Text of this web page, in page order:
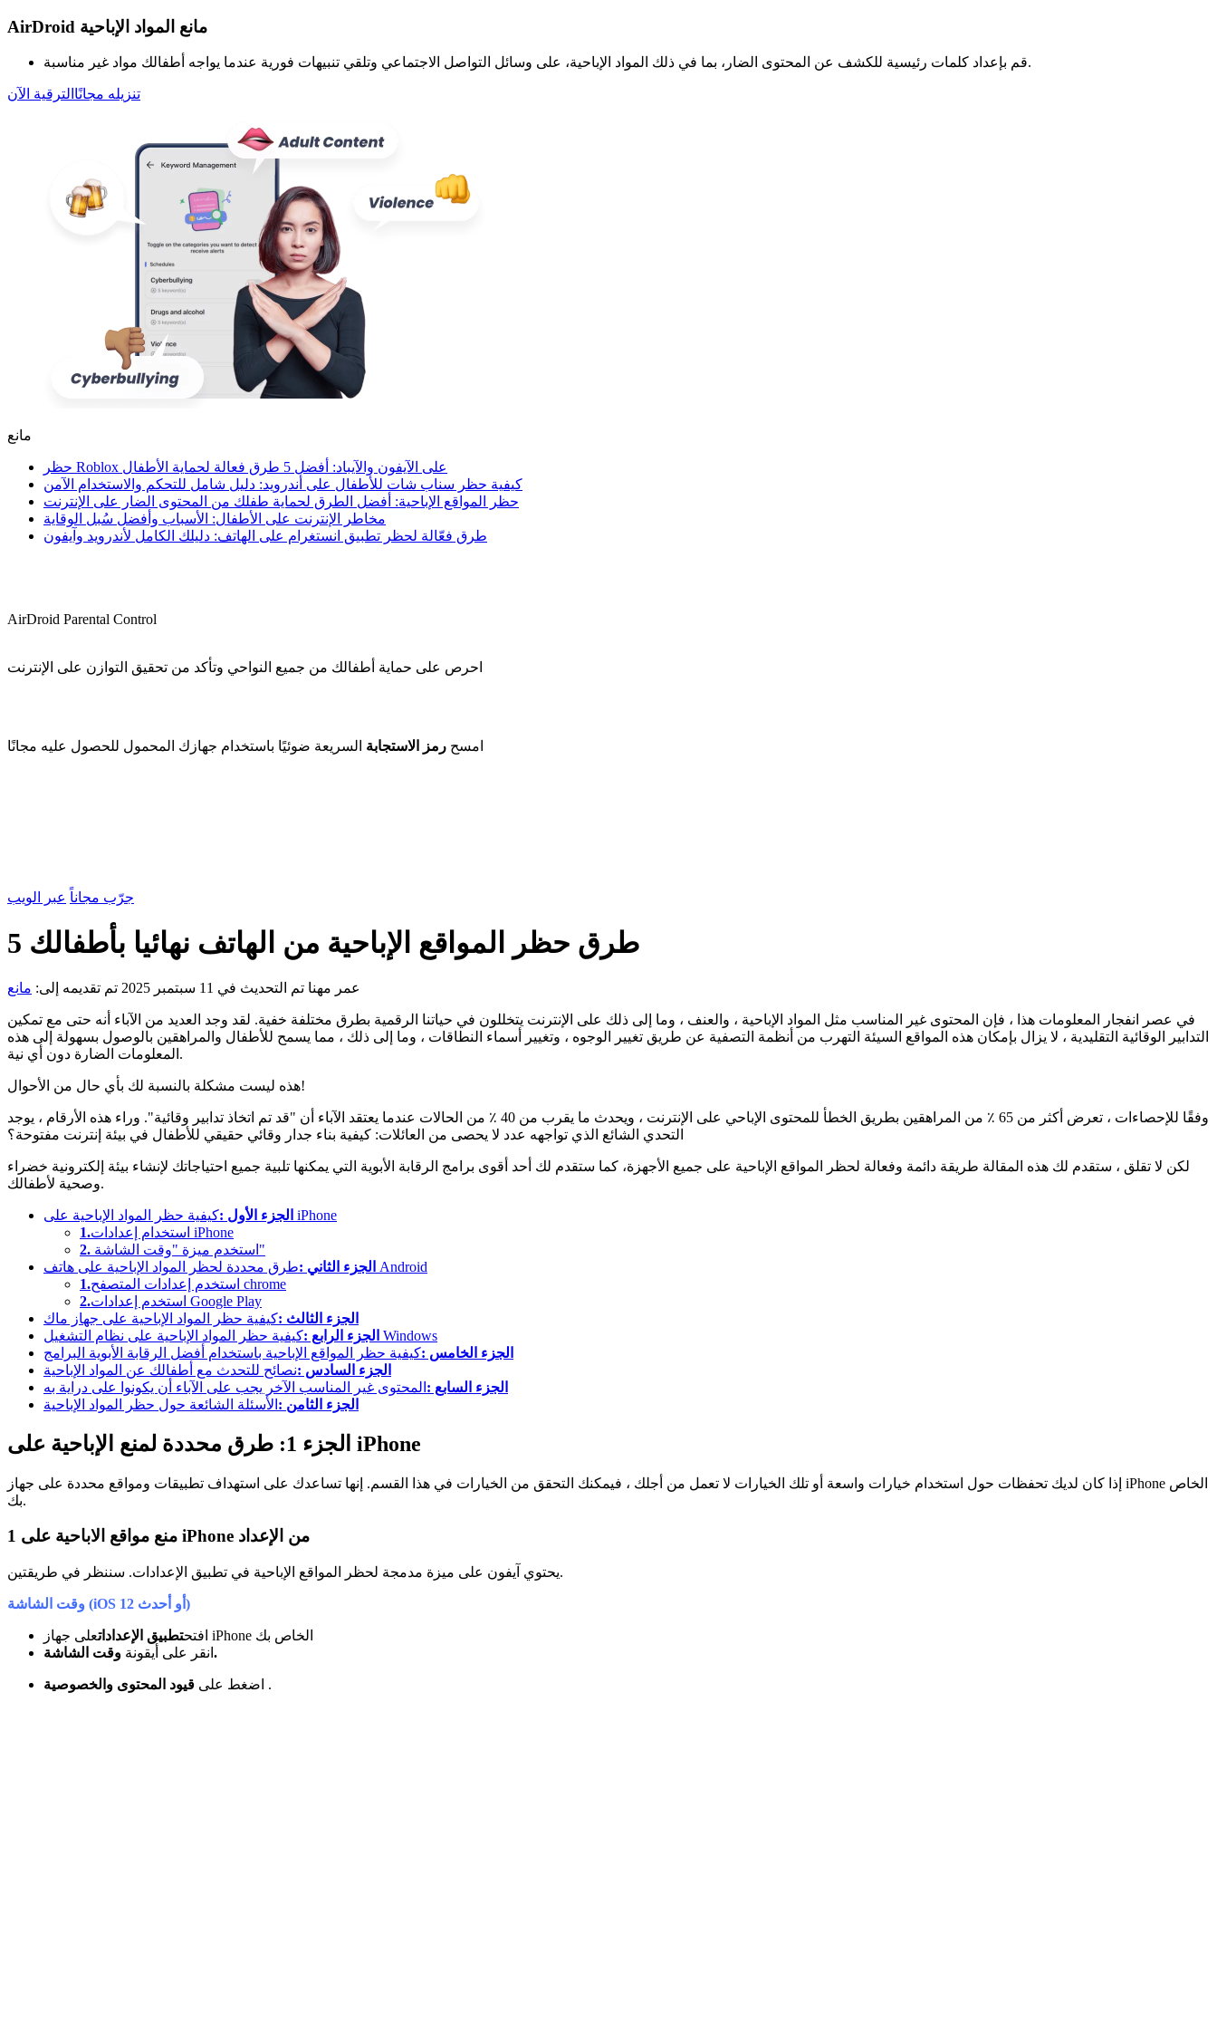
AirDroid مانع المواد الإباحية
قم بإعداد كلمات رئيسية للكشف عن المحتوى الضار، بما في ذلك المواد الإباحية، على وسائل التواصل الاجتماعي وتلقي تنبيهات فورية عندما يواجه أطفالك مواد غير مناسبة.
تنزيله مجانًا الترقية الآن
مانع
حظر Roblox على الآيفون والآيباد: أفضل 5 طرق فعالة لحماية الأطفال
كيفية حظر سناب شات للأطفال على أندرويد: دليل شامل للتحكم والاستخدام الآمن
حظر المواقع الإباحية: أفضل الطرق لحماية طفلك من المحتوى الضار على الإنترنت
مخاطر الإنترنت على الأطفال: الأسباب وأفضل سُبل الوقاية
طرق فعّالة لحظر تطبيق انستغرام على الهاتف: دليلك الكامل لأندرويد وآيفون
AirDroid Parental Control
احرص على حماية أطفالك من جميع النواحي وتأكد من تحقيق التوازن على الإنترنت
امسح رمز الاستجابة السريعة ضوئيًا باستخدام جهازك المحمول للحصول عليه مجانًا
جرّب مجاناً عبر الويب
5 طرق حظر المواقع الإباحية من الهاتف نهائيا بأطفالك
عمر مهنا تم التحديث في 11 سبتمبر 2025 تم تقديمه إلى: مانع
في عصر انفجار المعلومات هذا ، فإن المحتوى غير المناسب مثل المواد الإباحية ، والعنف ، وما إلى ذلك على الإنترنت يتخللون في حياتنا الرقمية بطرق مختلفة خفية. لقد وجد العديد من الآباء أنه حتى مع تمكين
التدابير الوقائية التقليدية ، لا يزال بإمكان هذه المواقع السيئة التهرب من أنظمة التصفية عن طريق تغيير الوجوه ، وتغيير أسماء النطاقات ، وما إلى ذلك ، مما يسمح للأطفال والمراهقين بالوصول بسهولة إلى هذه
المعلومات الضارة دون أي نية.
هذه ليست مشكلة بالنسبة لك بأي حال من الأحوال!
وفقًا للإحصاءات ، تعرض أكثر من 65 ٪ من المراهقين بطريق الخطأ للمحتوى الإباحي على الإنترنت ، ويحدث ما يقرب من 40 ٪ من الحالات عندما يعتقد الآباء أن "قد تم اتخاذ تدابير وقائية". وراء هذه الأرقام ، يوجد
التحدي الشائع الذي تواجهه عدد لا يحصى من العائلات: كيفية بناء جدار وقائي حقيقي للأطفال في بيئة إنترنت مفتوحة؟
لكن لا تقلق ، ستقدم لك هذه المقالة طريقة دائمة وفعالة لحظر المواقع الإباحية على جميع الأجهزة، كما ستقدم لك أحد أقوى برامج الرقابة الأبوية التي يمكنها تلبية جميع احتياجاتك لإنشاء بيئة إلكترونية خضراء
وصحية لأطفالك.
الجزء الأول : كيفية حظر المواد الإباحية على iPhone
1.
استخدام إعدادات iPhone
2.
استخدم ميزة "وقت الشاشة"
الجزء الثاني : طرق محددة لحظر المواد الإباحية على هاتف Android
1.
استخدم إعدادات المتصفح chrome
2.
استخدم إعدادات Google Play
الجزء الثالث :كيفية حظر المواد الإباحية على جهاز ماك
الجزء الرابع : كيفية حظر المواد الإباحية على نظام التشغيل Windows
الجزء الخامس :كيفية حظر المواقع الإباحية باستخدام أفضل الرقابة الأبوية البرامج
الجزء السادس :نصائح للتحدث مع أطفالك عن المواد الإباحية
الجزء السابع : المحتوى غير المناسب الآخر يجب على الآباء أن يكونوا على دراية به
الجزء الثامن : الأسئلة الشائعة حول حظر المواد الإباحية
الجزء 1: طرق محددة لمنع الإباحية على iPhone
إذا كان لديك تحفظات حول استخدام خيارات واسعة أو تلك الخيارات لا تعمل من أجلك ، فيمكنك التحقق من الخيارات في هذا القسم. إنها تساعدك على استهداف تطبيقات ومواقع محددة على جهاز iPhone الخاص
بك.
1 منع مواقع الاباحية على iPhone من الإعداد
يحتوي آيفون على ميزة مدمجة لحظر المواقع الإباحية في تطبيق الإعدادات. سننظر في طريقتين.
وقت الشاشة (iOS 12 أو أحدث)
افتحتطبيق الإعدادات
على جهاز iPhone الخاص بك
انقر على أيقونة وقت الشاشة.
اضغط على .